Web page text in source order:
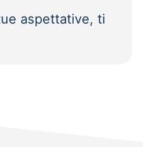
aspettative, ti